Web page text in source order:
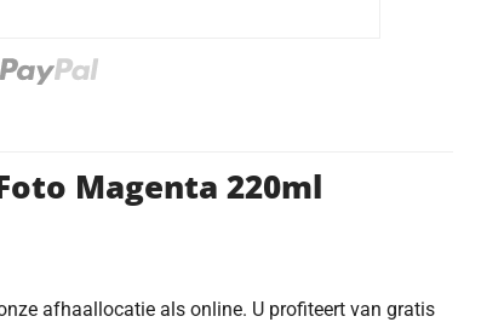
Magenta 220ml
afhaallocatie als online. U profiteert van gratis